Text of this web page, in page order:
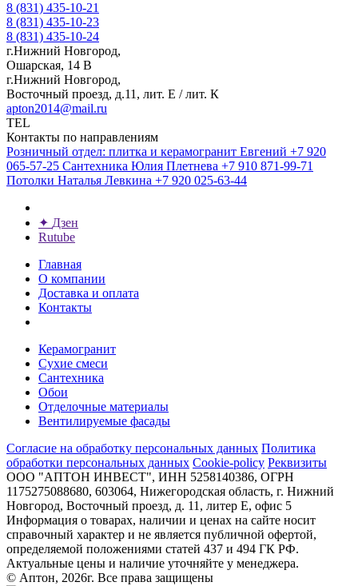
8 (831) 435-10-21
8 (831) 435-10-23
8 (831) 435-10-24
г.Нижний Новгород,
Ошарская, 14 В
г.Нижний Новгород,
Восточный проезд, д.11, лит. Е / лит. К
apton2014@mail.ru
TEL
Контакты по направлениям
Розничный отдел: плитка и керамогранит Евгений +7 920
065-57-25 Сантехника Юлия Плетнева +7 910 871-99-71
Потолки Наталья Левкина +7 920 025-63-44
✦ Дзен
Rutube
Главная
О компании
Доставка и оплата
Контакты
Керамогранит
Сухие смеси
Сантехника
Обои
Отделочные материалы
Вентилируемые фасады
Согласие на обработку персональных данных Политика
обработки персональных данных Cookie-policy Реквизиты
ООО "АПТОН ИНВЕСТ", ИНН 5258140386, ОГРН
1175275088680, 603064, Нижегородская область, г. Нижний
Новгород, Восточный проезд, д. 11, литер Е, офис 5
Информация о товарах, наличии и ценах на сайте носит
справочный характер и не является публичной офертой,
определяемой положениями статей 437 и 494 ГК РФ.
Актуальные цены и наличие уточняйте у менеджера.
© Аптон, 2026г. Все права защищены